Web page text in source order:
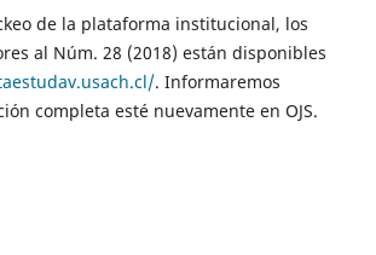
de la plataforma institucional, los
al Núm. 28 (2018) están disponibles
. Informaremos
completa esté nuevamente en OJS.